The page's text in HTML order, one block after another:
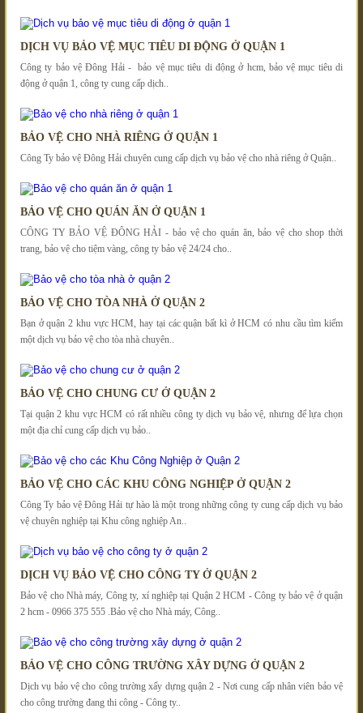
DỊCH VỤ BẢO VỆ MỤC TIÊU DI ĐỘNG Ở QUẬN 1
Công ty bảo vệ Đông Hải - bảo vệ mục tiêu di động ở hcm, bảo vệ mục tiêu di
động ở quận 1, công ty cung cấp dịch..
BẢO VỆ CHO NHÀ RIÊNG Ở QUẬN 1
Công Ty bảo vệ Đông Hải chuyên cung cấp dịch vụ bảo vệ cho nhà riêng ở Quận..
BẢO VỆ CHO QUÁN ĂN Ở QUẬN 1
CÔNG TY BẢO VỆ ĐÔNG HẢI - bảo vệ cho quán ăn, bảo vệ cho shop thời
trang, bảo vệ cho tiệm vàng, công ty bảo vệ 24/24 cho..
BẢO VỆ CHO TÒA NHÀ Ở QUẬN 2
Bạn ở quận 2 khu vực HCM, hay tại các quận bất kì ở HCM có nhu cầu tìm kiếm
một dịch vụ bảo vệ cho tòa nhà chuyên..
BẢO VỆ CHO CHUNG CƯ Ở QUẬN 2
Tại quận 2 khu vực HCM có rất nhiều công ty dịch vụ bảo vệ, nhưng để lựa chọn
một địa chỉ cung cấp dịch vụ bảo..
BẢO VỆ CHO CÁC KHU CÔNG NGHIỆP Ở QUẬN 2
Công Ty bảo vệ Đông Hải tự hào là một trong những công ty cung cấp dịch vụ bảo
vệ chuyên nghiệp tại Khu công nghiệp An..
DỊCH VỤ BẢO VỆ CHO CÔNG TY Ở QUẬN 2
Bảo vệ cho Nhà máy, Công ty, xí nghiệp tại Quận 2 HCM - Công ty bảo vệ ở quận
2 hcm - 0966 375 555 .Bảo vệ cho Nhà máy, Công..
BẢO VỆ CHO CÔNG TRƯỜNG XÂY DỰNG Ở QUẬN 2
Dịch vụ bảo vệ cho công trường xấy dựng quận 2 - Nơi cung cấp nhân viên bảo vệ
cho công trường đang thi công - Công ty..